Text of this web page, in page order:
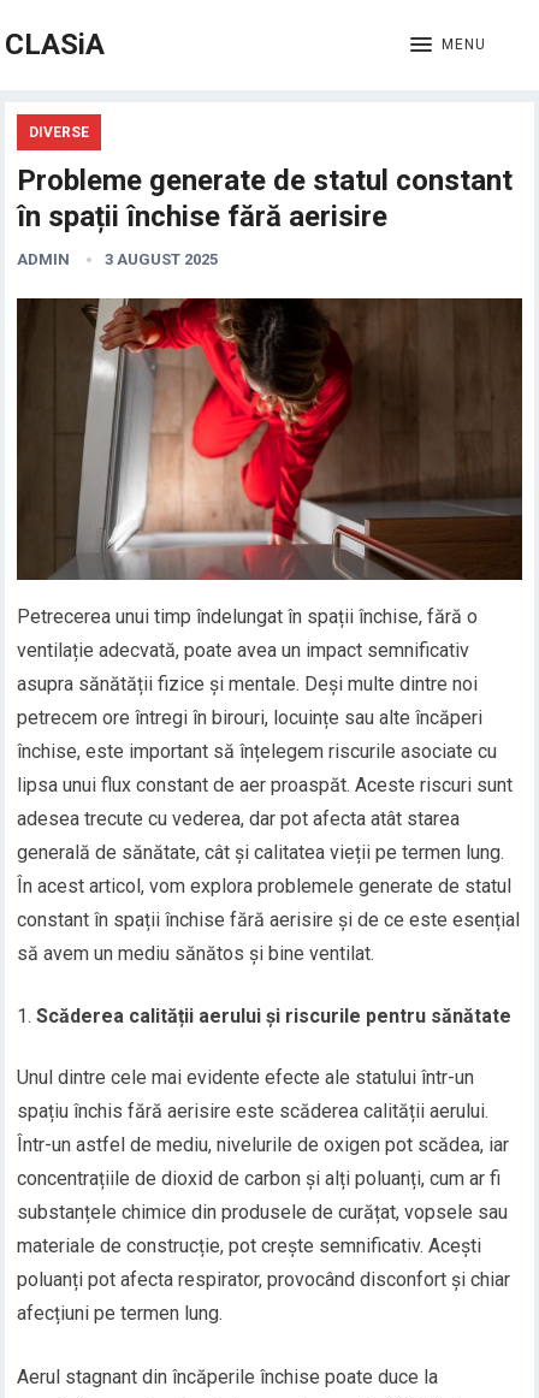
CLASiA MENU
DIVERSE
Probleme generate de statul constant
în spații închise fără aerisire
ADMIN 3 AUGUST 2025
Petrecerea unui timp îndelungat în spații închise, fără o
ventilație adecvată, poate avea un impact semnificativ
asupra sănătății fizice și mentale. Deși multe dintre noi
petrecem ore întregi în birouri, locuințe sau alte încăperi
închise, este important să înțelegem riscurile asociate cu
lipsa unui flux constant de aer proaspăt. Aceste riscuri sunt
adesea trecute cu vederea, dar pot afecta atât starea
generală de sănătate, cât și calitatea vieții pe termen lung.
În acest articol, vom explora problemele generate de statul
constant în spații închise fără aerisire și de ce este esențial
să avem un mediu sănătos și bine ventilat.
Scăderea calității aerului și riscurile pentru sănătate
Unul dintre cele mai evidente efecte ale statului într-un
spațiu închis fără aerisire este scăderea calității aerului.
Într-un astfel de mediu, nivelurile de oxigen pot scădea, iar
concentrațiile de dioxid de carbon și alți poluanți, cum ar fi
substanțele chimice din produsele de curățat, vopsele sau
materiale de construcție, pot crește semnificativ. Acești
poluanți pot afecta respirator, provocând disconfort și chiar
afecțiuni pe termen lung.
Aerul stagnant din încăperile închise poate duce la